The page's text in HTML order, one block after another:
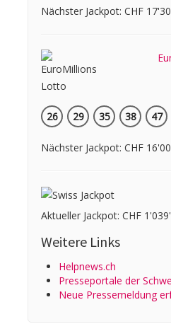
Nächster Jackpot: CHF
26 29 35 38 47
Nächster Jackpot: CHF
Aktueller Jackpot: CHF
Weitere Links
Helpnews.ch
Presseportale der
Neue Pressemeldung